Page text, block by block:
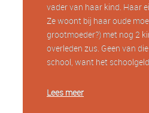
vader van haar kind. Haar
Ze woont bij haar oude
grootmoeder?) met nog 2
overleden zus. Geen van
school, want het
Lees meer